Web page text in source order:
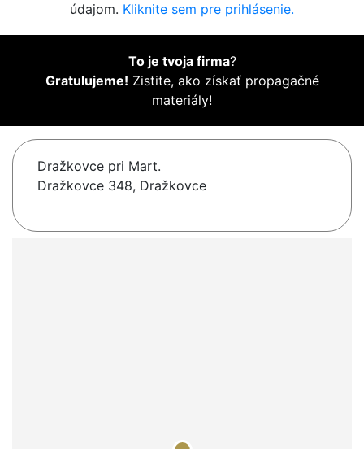
údajom. Kliknite sem pre prihlásenie.
To je tvoja firma?
Gratulujeme! Zistite, ako získať propagačné
materiály!
Dražkovce pri Mart.
Dražkovce 348, Dražkovce